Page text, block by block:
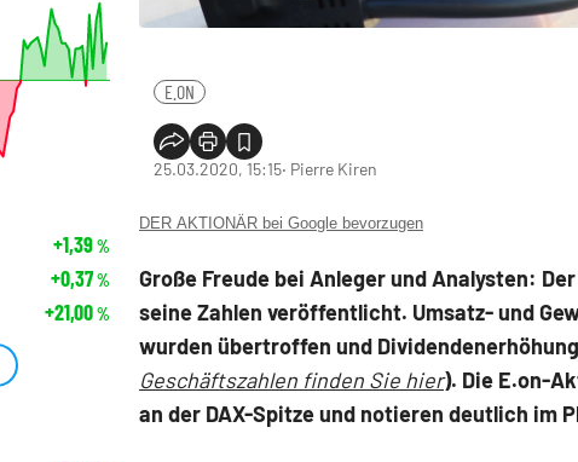
E.ON
25.03.2020, 15:15‧ Pierre Kiren
DER AKTIONÄR bei Google bevorzugen
Große Freude bei Anleger und Analysten:
seine Zahlen veröffentlicht. Umsatz- und
wurden übertroffen und
Geschäftszahlen finden Sie hier). Die E.on-
an der DAX-Spitze und notieren deutlich im
+1,39%
+0,37%
+21,00%